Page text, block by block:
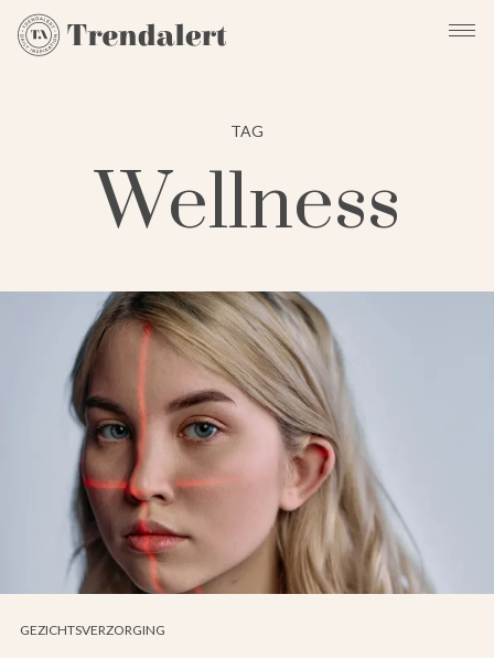
TAG
Wellness
GEZICHTSVERZORGING